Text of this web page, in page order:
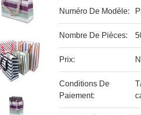
Numéro De Modèle:
Nombre De Pièces:
Prix:
Conditions De
Paiement: